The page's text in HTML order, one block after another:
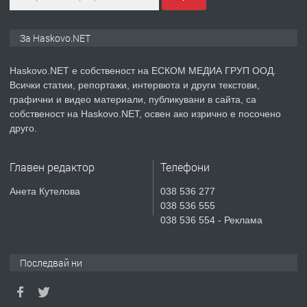
КУБА
Продавам парцел в гр. Хасково кв.
Хисаря до ток, вода,канализация,
асфалт 0889 537 426
СГЛОБЯВАНЕ НА МЕБЕЛИ.
преди 5 дни
За Haskovo.NET
Haskovo.NET е собственост на ЕСКОМ МЕДИА ГРУП ООД.
Всички статии, репортажи, интервюта и други текстови,
графични и видео материали, публикувани в сайта, са
собственост на Haskovo.NET, освен ако изрично е посочено
друго.
Главен редактор
Анета Кутелова
Телефони
038 536 277
038 536 555
038 536 554 - Реклама
Последвай ни